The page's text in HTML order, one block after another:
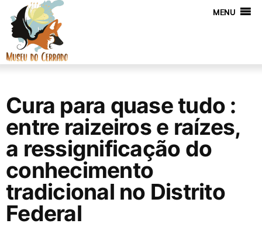
MENU
Cura para quase tudo :
entre raizeiros e raízes,
a ressignificação do
conhecimento
tradicional no Distrito
Federal